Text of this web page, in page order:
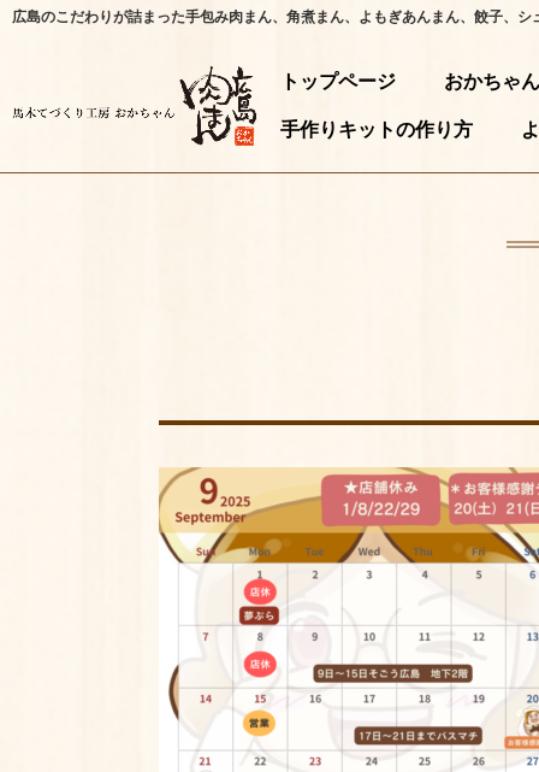
広島のこだわりが詰まった手包み肉まん、角煮まん、よもぎあんまん、餃子、
トップページ おかちゃ
手作りキットの作り方